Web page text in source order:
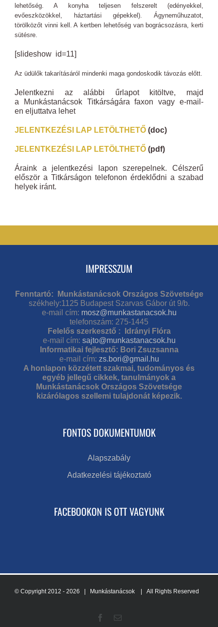
lehetőség. A konyha teljesen felszerelt (edényekkel,
evőeszközökkel, háztartási gépekkel). Ágyneműhuzatot,
törölközőt vinni kell. A kertben lehetőség van bográcsozásra, kerti
sütésre.
[slideshow id=11]
Az üdülők takarításáról mindenki maga gondoskodik távozás előtt.
Jelentkezni az alábbi űrlapot kitöltve, majd
a Munkástanácsok Titkárságára faxon vagy e-mail-
en eljuttatva lehet
JELENTKEZÉSI LAP LETÖLTHETŐ (doc)
JELENTKEZÉSI LAP LETÖLTHETŐ (pdf)
Áraink a jelentkezési lapon szerepelnek. Célszerű
először a Titkárságon telefonon érdeklődni a szabad
helyek iránt.
IMPRESSZUM
Fenntartó: Munkástanácsok Országos Szövetsége
székhely:1125 Budapest Szarvas Gábor út 9/b.
e-mail cím: mosz@munkastanacsok.hu
telefonszám: 275-1445
Felelős szerkesztő : Idrányi Flóra
e-mail cím: sajto@munkastanacsok.hu
Informatikai fejlesztő: Bori Zsuzsanna
e-mail cím: zs.bori@gmail.hu
A honlapon közzétett szakmai, tudományos és
egyéb jellegű cikkek, tanulmányok a
Munkástanácsok Országos Szövetsége
kizárólagos szellemi tulajdonát képezik.
FONTOS DOKUMENTUMOK
Alapszabály
Adatkezelési tájékoztató
FACEBOOKON IS OTT VAGYUNK
© Copyright 2012 - 2026 | Munkástanácsok | All Rights Reserved
Facebook
Email